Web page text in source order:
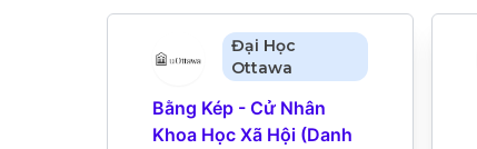
Đại Học
Ottawa
Bằng Kép - Cử Nhân
Khoa Học Xã Hội (Danh